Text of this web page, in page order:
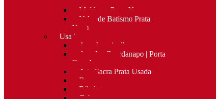
Molduras Prata Nova
Velas de Batismo Prata
Nova
Usado
Apanha migalhas
Argolas Guardanapo | Porta
Guardanapos
Arte Sacra Prata Usada
Bar
Bibelots